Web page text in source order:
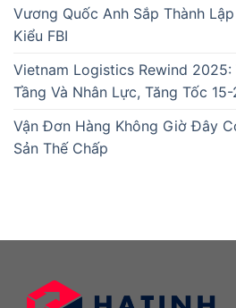
Vương Quốc Anh Sắp Thành
Kiểu FBI
Vietnam Logistics Rewind
Tầng Và Nhân Lực, Tăng Tốc
Vận Đơn Hàng Không Giờ Đây
Sản Thế Chấp